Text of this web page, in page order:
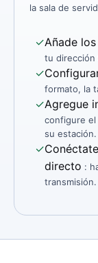
la sala de
✓Añade
tu dirección
✓
formato, la
✓Agregue
configure el
su estación.
✓
directo :
transmisión.